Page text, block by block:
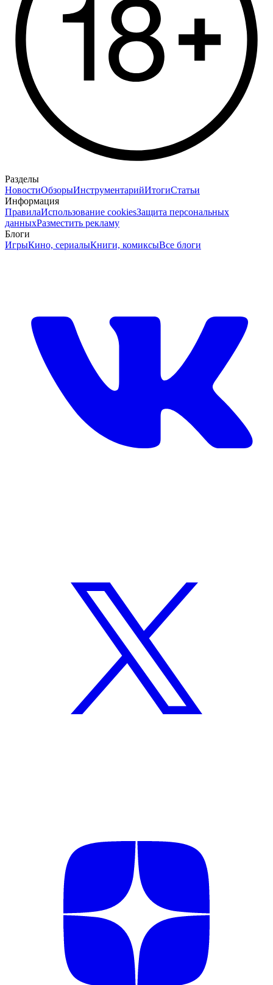
Разделы
НовостиОбзорыИнструментарийИтогиСтатьи
Информация
ПравилаИспользование cookiesЗащита персональных
данныхРазместить рекламу
Блоги
ИгрыКино, сериалыКниги, комиксыВсе блоги